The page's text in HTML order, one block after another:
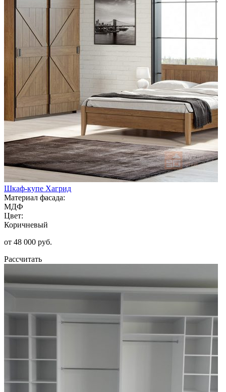
Шкаф-купе Хагрид
Материал фасада:
МДФ
Цвет:
Коричневый
от 48 000 руб.
Рассчитать